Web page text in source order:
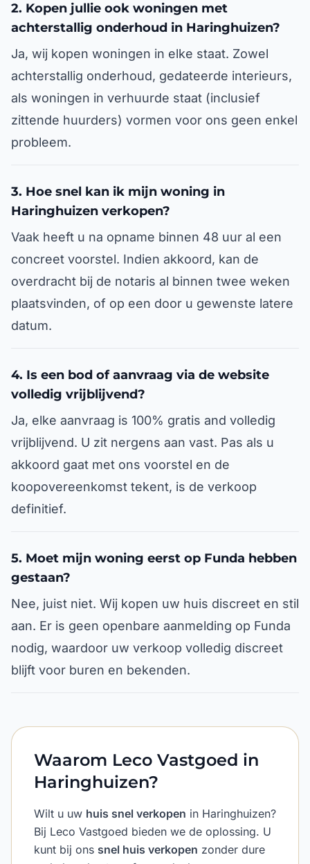
2. Kopen jullie ook woningen met
achterstallig onderhoud in Haringhuizen?
Ja, wij kopen woningen in elke staat. Zowel
achterstallig onderhoud, gedateerde interieurs,
als woningen in verhuurde staat (inclusief
zittende huurders) vormen voor ons geen enkel
probleem.
3. Hoe snel kan ik mijn woning in
Haringhuizen verkopen?
Vaak heeft u na opname binnen 48 uur al een
concreet voorstel. Indien akkoord, kan de
overdracht bij de notaris al binnen twee weken
plaatsvinden, of op een door u gewenste latere
datum.
4. Is een bod of aanvraag via de website
volledig vrijblijvend?
Ja, elke aanvraag is 100% gratis and volledig
vrijblijvend. U zit nergens aan vast. Pas als u
akkoord gaat met ons voorstel en de
koopovereenkomst tekent, is de verkoop
definitief.
5. Moet mijn woning eerst op Funda hebben
gestaan?
Nee, juist niet. Wij kopen uw huis discreet en stil
aan. Er is geen openbare aanmelding op Funda
nodig, waardoor uw verkoop volledig discreet
blijft voor buren en bekenden.
Waarom Leco Vastgoed in
Haringhuizen?
Wilt u uw huis snel verkopen in Haringhuizen?
Bij Leco Vastgoed bieden we de oplossing. U
kunt bij ons snel huis verkopen zonder dure